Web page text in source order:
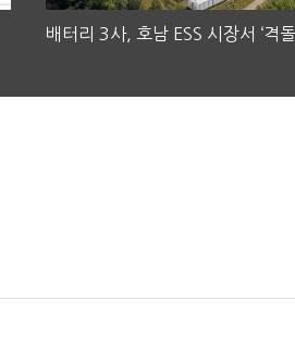
배터리 3사, 호남 ESS 시장서 ‘격돌